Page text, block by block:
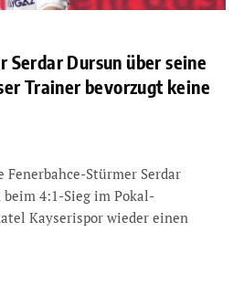
Serdar Dursun über seine
Trainer bevorzugt keine
Fenerbahce-Stürmer Serdar
4:1-Sieg im Pokal-
Kayserispor wieder einen